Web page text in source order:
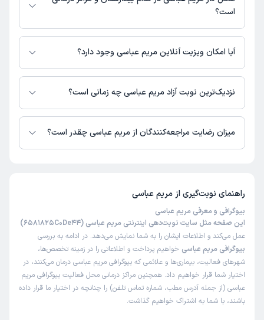
است؟
اطلاعاتی درباره محل فعالیت مریم عباسی در مراکز درمانی در دسترس نیست.
آیا امکان ویزیت آنلاین مریم عباسی وجود دارد؟
در حال حاضر مریم عباسی مشاوره پزشکی تلفنی فعال دارند.
نزدیک‌ترین نوبت آزاد مریم عباسی چه زمانی است؟
مریم عباسی از روز شنبه 17 مرداد 1405 بیمار جدید می‌پذیرند.
میزان رضایت مراجعه‌کنندگان از مریم عباسی چقدر است؟
راهنمای نوبت‌گیری از مریم عباسی
بیوگرافی و معرفی مریم عباسی
این صفحه مثل سایت نوبت‌دهی اینترنتی مریم عباسی (6581825C0De44)
عمل می‌کند و اطلاعات ایشان را به شما نمایش می‌دهد. در ادامه به بررسی
بیوگرافی مریم عباسی خواهیم پرداخت و اطلاعاتی را در زمینه تخصص‌ها،
شهرهای فعالیت، بیماری‌ها و علائمی که بیوگرافی مریم عباسی درمان می‌کنند، در
اختیار شما قرار خواهیم داد. همچنین مراکز درمانی محل فعالیت بیوگرافی مریم
عباسی (از جمله آدرس مطب، شماره تماس تلفن) را چنانچه در اختیار ما قرار داده
باشند، با شما به اشتراک خواهیم گذاشت.